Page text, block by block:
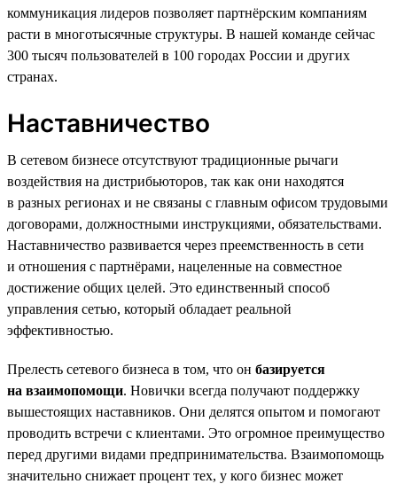
коммуникация лидеров позволяет партнёрским компаниям
расти в многотысячные структуры. В нашей команде сейчас
300 тысяч пользователей в 100 городах России и других
странах.
Наставничество
В сетевом бизнесе отсутствуют традиционные рычаги
воздействия на дистрибьюторов, так как они находятся
в разных регионах и не связаны с главным офисом трудовыми
договорами, должностными инструкциями, обязательствами.
Наставничество развивается через преемственность в сети
и отношения с партнёрами, нацеленные на совместное
достижение общих целей. Это единственный способ
управления сетью, который обладает реальной
эффективностью.
Прелесть сетевого бизнеса в том, что он базируется
на взаимопомощи. Новички всегда получают поддержку
вышестоящих наставников. Они делятся опытом и помогают
проводить встречи с клиентами. Это огромное преимущество
перед другими видами предпринимательства. Взаимопомощь
значительно снижает процент тех, у кого бизнес может